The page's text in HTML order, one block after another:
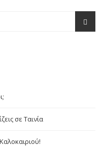
σε Ταινία